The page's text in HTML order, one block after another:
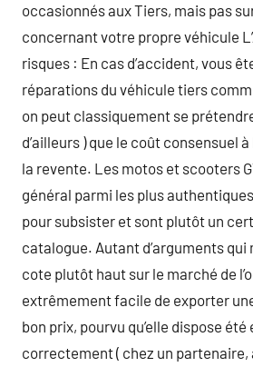
occasionnés aux Tiers, mais pas
concernant votre propre véhicule
risques : En cas d’accident, vous
réparations du véhicule tiers
on peut classiquement se
d’ailleurs ) que le coût consensuel
la revente. Les motos et scooters
général parmi les plus
pour subsister et sont plutôt un
catalogue. Autant d’arguments
cote plutôt haut sur le marché de
extrêmement facile de exporter
bon prix, pourvu qu’elle dispose
correctement ( chez un partenaire,